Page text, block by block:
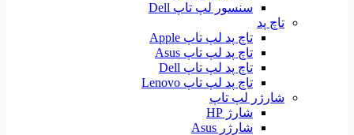
سنسور لپ تاپ Dell
تاچ پد
تاچ پد لپ تاپ Apple
تاچ پد لپ تاپ Asus
تاچ پد لپ تاپ Dell
تاچ پد لپ تاپ Lenovo
شارژر لپ تاپ
شارژ HP
شارژر Asus